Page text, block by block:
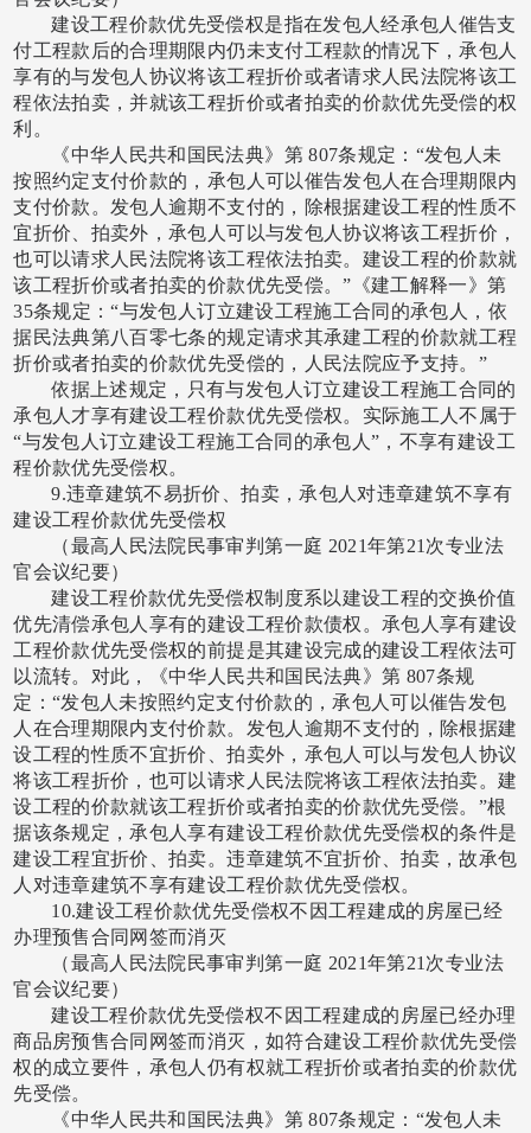
建设工程价款优先受偿权是指在发包人经承包人催告支
付工程款后的合理期限内仍未支付工程款的情况下，承包人
享有的与发包人协议将该工程折价或者请求人民法院将该工
程依法拍卖，并就该工程折价或者拍卖的价款优先受偿的权
利。
《中华人民共和国民法典》第807条规定：“发包人未
按照约定支付价款的，承包人可以催告发包人在合理期限内
支付价款。发包人逾期不支付的，除根据建设工程的性质不
宜折价、拍卖外，承包人可以与发包人协议将该工程折价，
也可以请求人民法院将该工程依法拍卖。建设工程的价款就
该工程折价或者拍卖的价款优先受偿。”《建工解释一》第
35条规定：“与发包人订立建设工程施工合同的承包人，依
据民法典第八百零七条的规定请求其承建工程的价款就工程
折价或者拍卖的价款优先受偿的，人民法院应予支持。”
依据上述规定，只有与发包人订立建设工程施工合同的
承包人才享有建设工程价款优先受偿权。实际施工人不属于
“与发包人订立建设工程施工合同的承包人”，不享有建设工
程价款优先受偿权。
9.违章建筑不易折价、拍卖，承包人对违章建筑不享有
建设工程价款优先受偿权
（最高人民法院民事审判第一庭 2021年第21次专业法
官会议纪要）
建设工程价款优先受偿权制度系以建设工程的交换价值
优先清偿承包人享有的建设工程价款债权。承包人享有建设
工程价款优先受偿权的前提是其建设完成的建设工程依法可
以流转。对此，《中华人民共和国民法典》第 807条规
定：“发包人未按照约定支付价款的，承包人可以催告发包
人在合理期限内支付价款。发包人逾期不支付的，除根据建
设工程的性质不宜折价、拍卖外，承包人可以与发包人协议
将该工程折价，也可以请求人民法院将该工程依法拍卖。建
设工程的价款就该工程折价或者拍卖的价款优先受偿。”根
据该条规定，承包人享有建设工程价款优先受偿权的条件是
建设工程宜折价、拍卖。违章建筑不宜折价、拍卖，故承包
人对违章建筑不享有建设工程价款优先受偿权。
10.建设工程价款优先受偿权不因工程建成的房屋已经
办理预售合同网签而消灭
（最高人民法院民事审判第一庭 2021年第21次专业法
官会议纪要）
建设工程价款优先受偿权不因工程建成的房屋已经办理
商品房预售合同网签而消灭，如符合建设工程价款优先受偿
权的成立要件，承包人仍有权就工程折价或者拍卖的价款优
先受偿。
《中华人民共和国民法典》第807条规定：“发包人未